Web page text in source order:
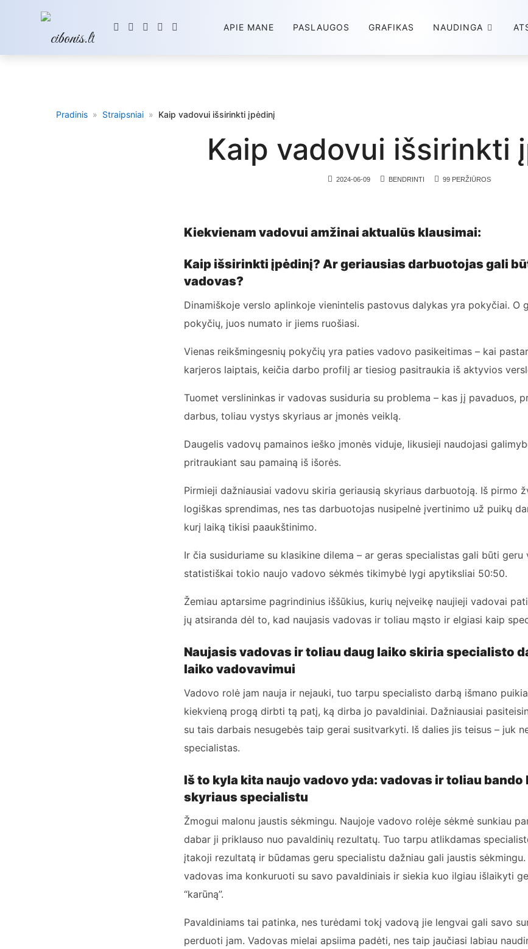
APIE MANE PASLAUGOS GRAFIKAS NAUDINGA
Pradinis » Straipsniai » Kaip vadovui išsirinkti įpėdinį
Kaip vadovui išsirinkti
2024-06-09 BENDRINTI 99 PERŽIŪROS
Kiekvienam vadovui amžinai aktualūs klausimai:
Kaip išsirinkti įpėdinį? Ar geriausias darbuotojas gali
vadovas?
Dinamiškoje verslo aplinkoje vienintelis pastovus dalykas yra pokyčiai. O
pokyčių, juos numato ir jiems ruošiasi.
Vienas reikšmingesnių pokyčių yra paties vadovo pasikeitimas – kai
karjeros laiptais, keičia darbo profilį ar tiesiog pasitraukia iš aktyvios
Tuomet verslininkas ir vadovas susiduria su problema – kas jį pavaduos,
darbus, toliau vystys skyriaus ar įmonės veiklą.
Daugelis vadovų pamainos ieško įmonės viduje, likusieji naudojasi
pritraukiant sau pamainą iš išorės.
Pirmieji dažniausiai vadovu skiria geriausią skyriaus darbuotoją. Iš pirmo
logiškas sprendimas, nes tas darbuotojas nusipelnė įvertinimo už puikų
kurį laiką tikisi paaukštinimo.
Ir čia susiduriame su klasikine dilema – ar geras specialistas gali būti geru
statistiškai tokio naujo vadovo sėkmės tikimybė lygi apytiksliai 50:50.
Žemiau aptarsime pagrindinius iššūkius, kurių neįveikę naujieji vadovai
jų atsiranda dėl to, kad naujasis vadovas ir toliau mąsto ir elgiasi kaip
Naujasis vadovas ir toliau daug laiko skiria specialisto
laiko vadovavimui
Vadovo rolė jam nauja ir nejauki, tuo tarpu specialisto darbą išmano
kiekvieną progą dirbti tą patį, ką dirba jo pavaldiniai. Dažniausiai
su tais darbais nesugebės taip gerai susitvarkyti. Iš dalies jis teisus – juk
specialistas.
Iš to kyla kita naujo vadovo yda: vadovas ir toliau
skyriaus specialistu
Žmogui malonu jaustis sėkmingu. Naujoje vadovo rolėje sėkmė sunkiau
dabar ji priklauso nuo pavaldinių rezultatų. Tuo tarpu atlikdamas
įtakoji rezultatą ir būdamas geru specialistu dažniau gali jaustis sėkmingu.
vadovas ima konkuruoti su savo pavaldiniais ir siekia kuo ilgiau išlaikyti
“karūną”.
Pavaldiniams tai patinka, nes turėdami tokį vadovą jie lengvai gali savo
perduoti jam. Vadovas mielai apsiima padėti, nes taip jaučiasi labiau